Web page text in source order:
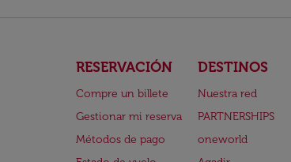
RESERVACIÓN
Compre un billete
Gestionar mi reserva
Métodos de pago
DESTINOS
Nuestra red
PARTNERSHIPS
oneworld